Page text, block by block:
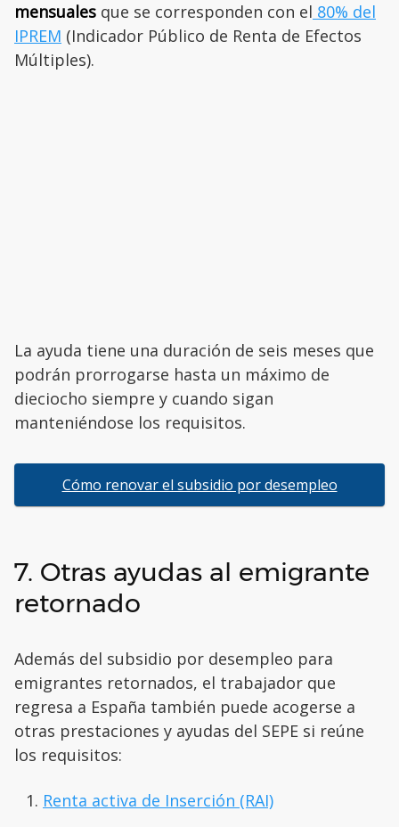
mensuales que se corresponden con el 80% del
IPREM (Indicador Público de Renta de Efectos
Múltiples).
La ayuda tiene una duración de seis meses que
podrán prorrogarse hasta un máximo de
dieciocho siempre y cuando sigan
manteniéndose los requisitos.
Cómo renovar el subsidio por desempleo
7. Otras ayudas al emigrante
retornado
Además del subsidio por desempleo para
emigrantes retornados, el trabajador que
regresa a España también puede acogerse a
otras prestaciones y ayudas del SEPE si reúne
los requisitos:
Renta activa de Inserción (RAI)